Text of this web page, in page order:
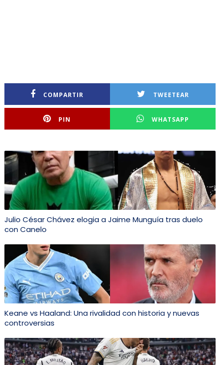
COMPARTIR TWEETEAR
PIN WHATSAPP
Julio César Chávez elogia a Jaime Munguía tras duelo
con Canelo
Keane vs Haaland: Una rivalidad con historia y nuevas
controversias